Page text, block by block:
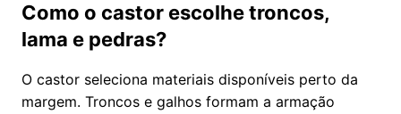
Como o castor escolhe troncos,
lama e pedras?
O castor seleciona materiais disponíveis perto da
margem. Troncos e galhos formam a armação